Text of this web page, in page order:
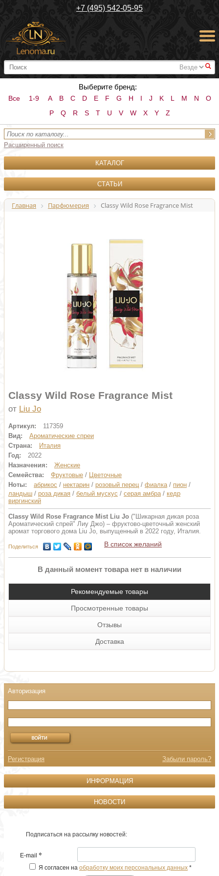
+7 (495) 542-05-95
#
Выберите бренд:
Все 1-9 A B C D E F G H I J K L M N
O
P
Q R S T U V W X Y Z
Расширенный поиск
КАТАЛОГ
СТАТЬИ
Главная Парфюмерия Classy Wild Rose Fragrance Mist
Classy Wild Rose Fragrance Mist
от Liu Jo
Артикул:
117359
Вид:
Ароматические спреи
Страна:
Италия
Год:
2022
Назначения:
Женские
Семейства:
Фруктовые / Цветочные
Ноты:
абрикос / нектарин / розовый перец / фиалка/ пион /
ландыш / роза дикая / белый мускус / серая амбра/ кедр
виргинский
Classy Wild Rose Fragrance Mist Liu Jo ("Шикарная дикая роза
Ароматический спрей" Лиу Джо) – фруктово-цветочный женский
аромат торгового дома Liu Jo, выпущенный в 2022 году, Италия.
Поделиться В список желаний
В данный момент товара нет в наличии
Рекомендуемые товары
Просмотренные товары
Отзывы
Доставка
Регистрация Забыли пароль?
ИНФОРМАЦИЯ
НОВОСТИ
Подписаться на рассылку новостей:
E-mail *
Я согласен на обработку моих персональных данных *